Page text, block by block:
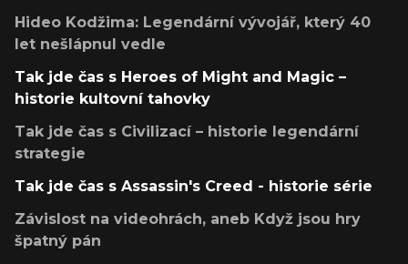
Hideo Kodžima: Legendární vývojář, který 40
let nešlápnul vedle
Tak jde čas s Heroes of Might and Magic –
historie kultovní tahovky
Tak jde čas s Civilizací – historie legendární
strategie
Tak jde čas s Assassin's Creed - historie série
Závislost na videohrách, aneb Když jsou hry
špatný pán